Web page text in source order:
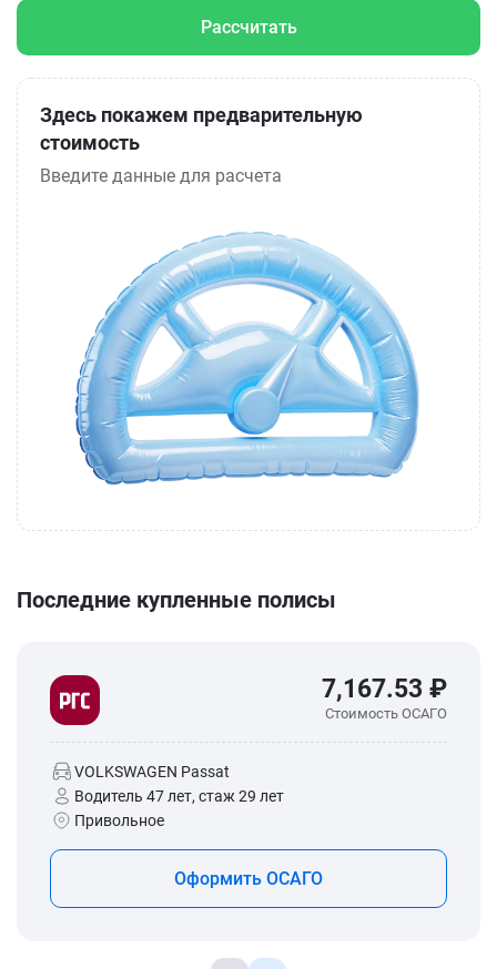
Рассчитать
Здесь покажем предварительную
стоимость
Введите данные для расчета
Последние купленные полисы
7,167.53 ₽
Стоимость ОСАГО
VOLKSWAGEN Passat
Водитель 47 лет, стаж 29 лет
Привольное
Оформить ОСАГО